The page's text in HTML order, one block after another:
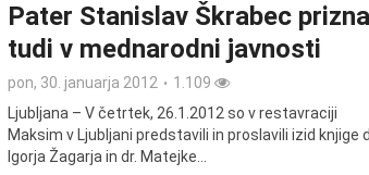
Pater Stanislav Škrabec
tudi v mednarodni javnosti
pon, 30. januarja 2012
1.109
Ljubljana – V četrtek, 26.1.2012 so v restavraciji
Maksim v Ljubljani predstavili in proslavili izid knjige
Igorja Žagarja in dr. Matejke...